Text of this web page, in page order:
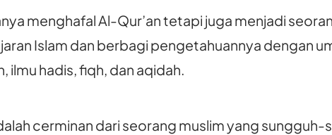
menghafal Al-Qur’an tetapi juga menjadi
Islam dan berbagi pengetahuannya dengan
ilmu hadis, fiqh, dan aqidah.
cerminan dari seorang muslim yang